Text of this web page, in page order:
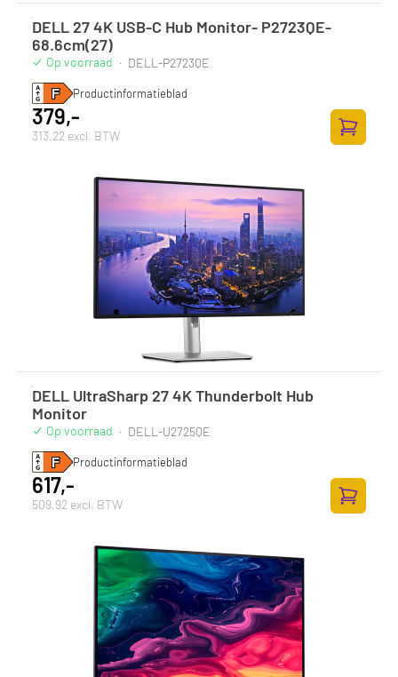
DELL 27 4K USB-C Hub Monitor- P2723QE-
68.6cm(27)
Op voorraad · DELL-P2723QE
Productinformatieblad
379,-
313,22 excl. BTW
DELL UltraSharp 27 4K Thunderbolt Hub
Monitor
Op voorraad · DELL-U2725QE
Productinformatieblad
617,-
509,92 excl. BTW